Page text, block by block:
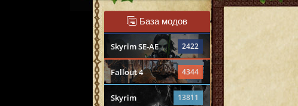
База модов
Skyrim SE-AE 2422
Fallout 4 4344
Skyrim 13811